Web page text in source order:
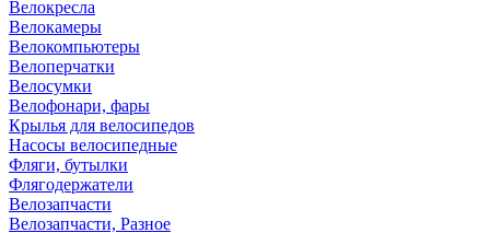
Велокресла
Велокамеры
Велокомпьютеры
Велоперчатки
Велосумки
Велофонари, фары
Крылья для велосипедов
Насосы велосипедные
Фляги, бутылки
Флягодержатели
Велозапчасти
Велозапчасти, Разное